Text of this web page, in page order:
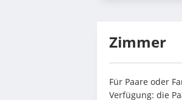
Zimmer
Für Paare oder
Verfügung: die